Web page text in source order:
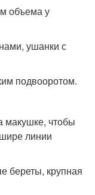
объема у
ушанки с
подвооротом.
макушке, чтобы
линии
береты, крупная